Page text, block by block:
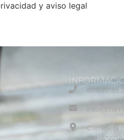
y aviso legal
676 77 35
Carretera